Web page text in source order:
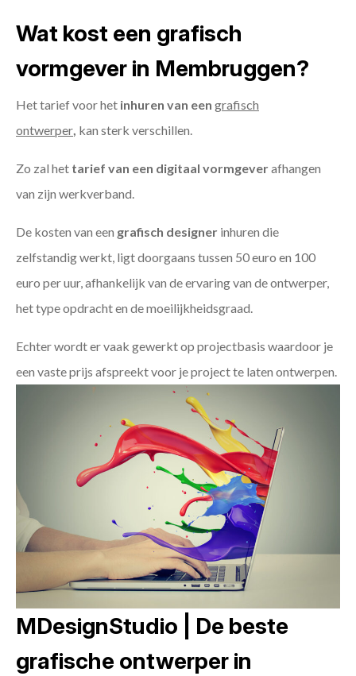
Wat kost een grafisch
vormgever in Membruggen?
Het tarief voor het inhuren van een grafisch
ontwerper kan sterk verschillen.
Zo zal het tarief van een digitaal vormgeverafhangen
van zijn werkverband.
De kosten van een grafisch designer inhuren die
zelfstandig werkt, ligt doorgaans tussen 50 euro en 100
euro per uur, afhankelijk van de ervaring van de ontwerper,
het type opdracht en de moeilijkheidsgraad.
Echter wordt er vaak gewerkt op projectbasis waardoor je
een vaste prijs afspreekt voor je project te laten ontwerpen.
MDesignStudio | De beste
grafische ontwerper in